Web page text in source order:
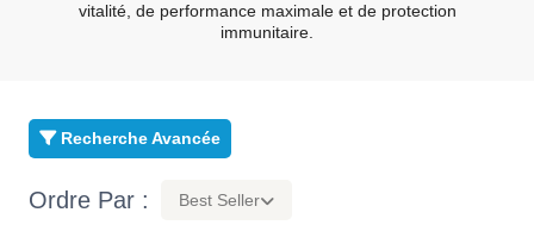
vitalité, de performance maximale et de protection
immunitaire.
Recherche Avancée
Ordre Par : Best Seller